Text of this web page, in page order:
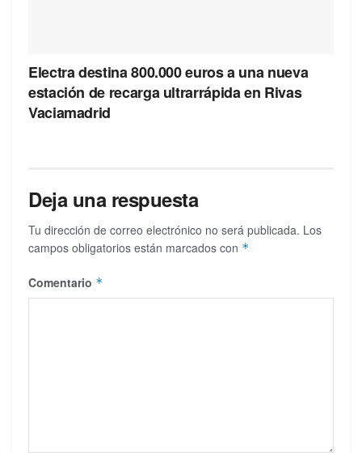
Electra destina 800.000 euros a una nueva
estación de recarga ultrarrápida en Rivas
Vaciamadrid
Deja una respuesta
Tu dirección de correo electrónico no será publicada. Los
campos obligatorios están marcados con *
Comentario *